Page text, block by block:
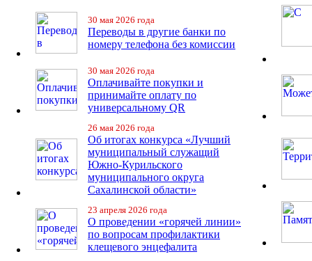
30 мая 2026 года
Переводы в другие банки по
номеру телефона без комиссии
30 мая 2026 года
Оплачивайте покупки и
принимайте оплату по
универсальному QR
26 мая 2026 года
Об итогах конкурса «Лучший
муниципальный служащий
Южно-Курильского
муниципального округа
Сахалинской области»
23 апреля 2026 года
О проведении «горячей линии»
по вопросам профилактики
клещевого энцефалита